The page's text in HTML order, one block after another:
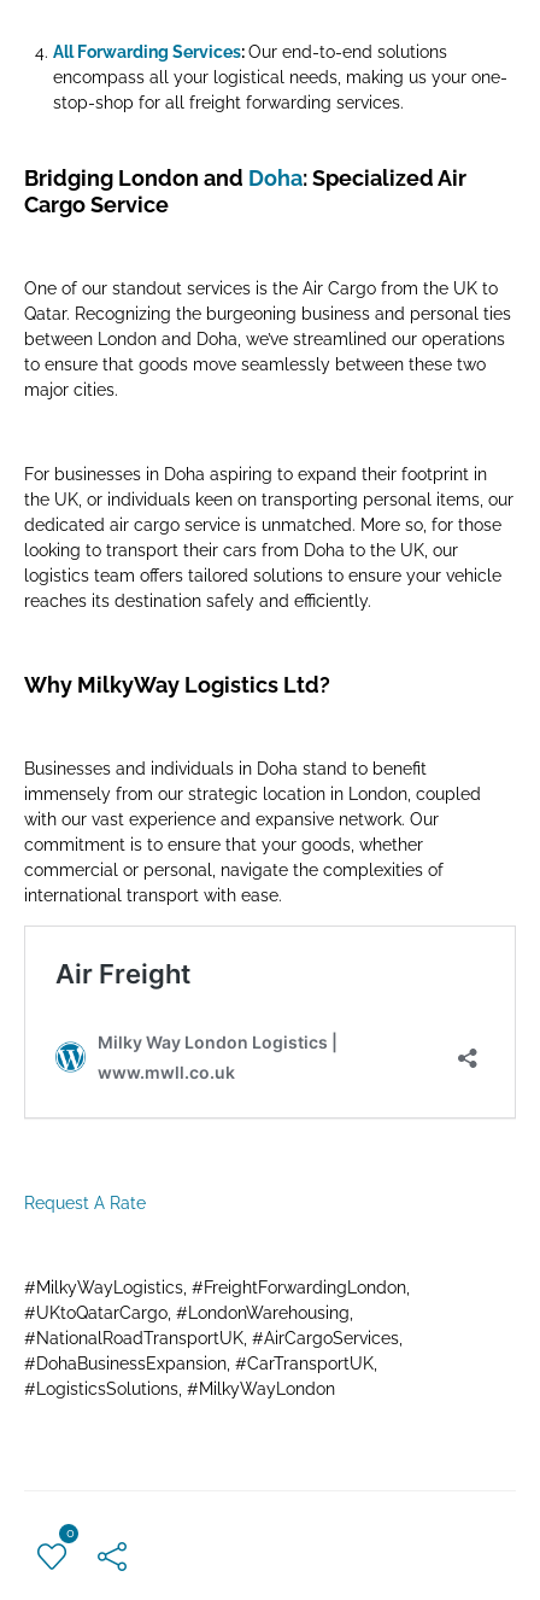
All Forwarding Services:Our end-to-end solutions
encompass all your logistical needs, making us your one-
stop-shop for all freight forwarding services.
Bridging London and Doha: Specialized Air
Cargo Service
One of our standout services is the Air Cargo from the UK to
Qatar. Recognizing the burgeoning business and personal ties
between London and Doha, we’ve streamlined our operations
to ensure that goods move seamlessly between these two
major cities.
For businesses in Doha aspiring to expand their footprint in
the UK, or individuals keen on transporting personal items, our
dedicated air cargo service is unmatched. More so, for those
looking to transport their cars from Doha to the UK, our
logistics team offers tailored solutions to ensure your vehicle
reaches its destination safely and efficiently.
Why MilkyWay Logistics Ltd?
Businesses and individuals in Doha stand to benefit
immensely from our strategic location in London, coupled
with our vast experience and expansive network. Our
commitment is to ensure that your goods, whether
commercial or personal, navigate the complexities of
international transport with ease.
Request A Rate
#MilkyWayLogistics, #FreightForwardingLondon,
#UKtoQatarCargo, #LondonWarehousing,
#NationalRoadTransportUK, #AirCargoServices,
#DohaBusinessExpansion, #CarTransportUK,
#LogisticsSolutions, #MilkyWayLondon
0